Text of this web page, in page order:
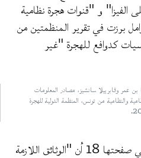
الفيزا" و "قنوات هجرة نظامية
برزت في تقرير المنظمتين من
كدوافع للهجرة "غير
عمر وقابرييلا سانشيز، مصادر المعلومات
والنظامية من تونس، المنظمة الدولية للهجرة
تفصل الدراسة المذكورة في صفحتها 18 أن "الوثائق اللازمة